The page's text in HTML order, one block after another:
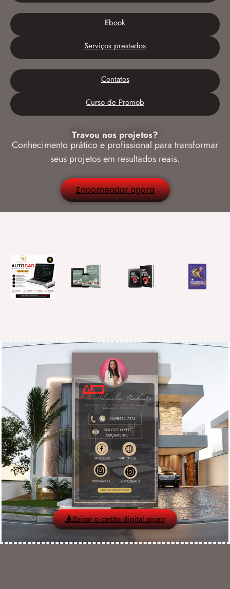
Ebook
Serviços prestados
Contatos
Curso de Promob
Travou nos projetos?
Conhecimento prático e profissional para transformar
seus projetos em resultados reais.
Encomendar agora
Baixar o cartão digital agora